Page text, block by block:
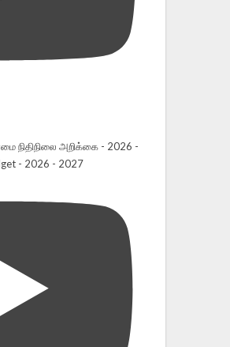
நிதிநிலை அறிக்கை - 2026 -
- 2026 - 2027